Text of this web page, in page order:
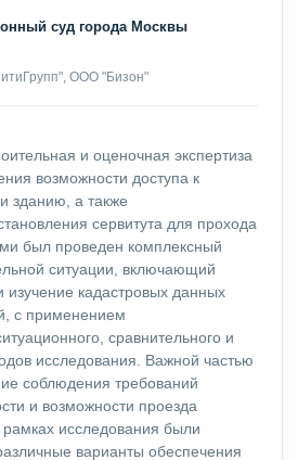
суд города Москвы
ООО "Бизон"
и оценочная экспертиза
возможности доступа к
зданию, а также
сервитута для прохода
был проведен комплексный
ситуации, включающий
изучение кадастровых данных
с применением
сравнительного и
исследования. Важной частью
соблюдения требований
и возможности проезда
исследования были
варианты обеспечения